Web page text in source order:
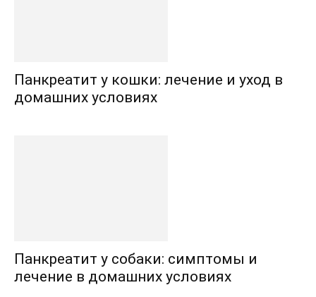
Панкреатит у кошки: лечение и уход в
домашних условиях
Панкреатит у собаки: симптомы и
лечение в домашних условиях